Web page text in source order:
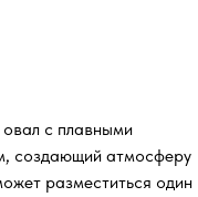
овал с плавными
создающий атмосферу
разместиться один